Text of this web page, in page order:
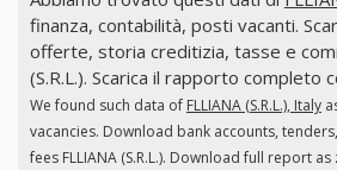
finanza, contabilità, posti vacanti.
offerte, storia creditizia, tasse e
(S.R.L.). Scarica il rapporto completo
We found such data of FLLIANA (S.R.L.), Italy
vacancies. Download bank accounts,
fees FLLIANA (S.R.L.). Download full report as